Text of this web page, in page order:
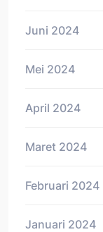
Juni 2024
Mei 2024
April 2024
Maret 2024
Februari 2024
Januari 2024